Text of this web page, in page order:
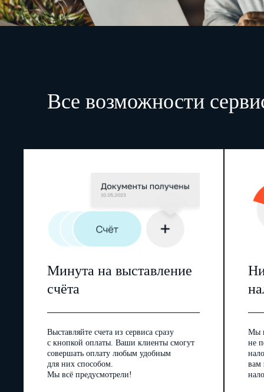
Все возможности
Минута на выставление
счёта
Выставляйте счета из сервиса сразу
с кнопкой оплаты. Ваши клиенты смогут
совершать оплату любым удобным
для них способом.
Мы всё предусмотрели!
Мы
не
вам